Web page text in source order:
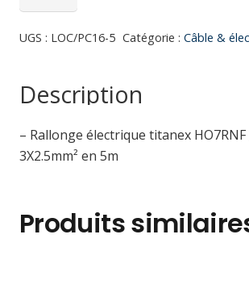
électrique
(souple)
3X2.5mm²
5m
UGS : LOC/PC16-5 Catégorie : Câble &
Description
– Rallonge électrique titanex
3X2.5mm² en 5m
Produits